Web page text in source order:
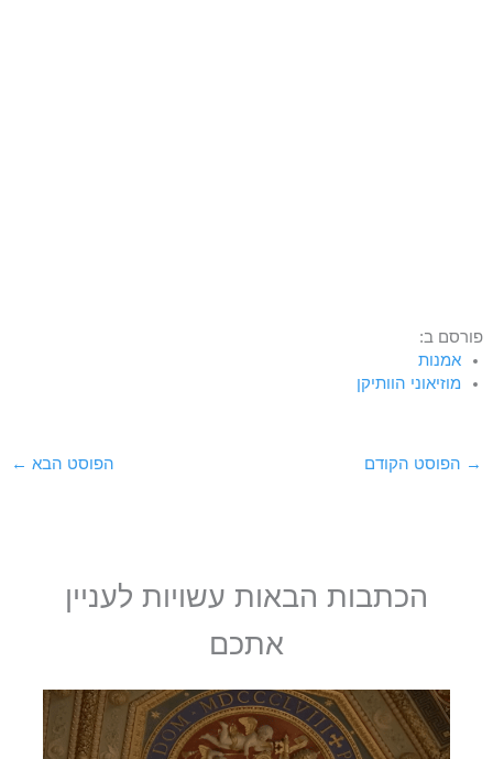
פורסם ב:
אמנות
מוזיאוני הוותיקן
→ הפוסט הקודם הפוסט הבא ←
הכתבות הבאות עשויות לעניין
אתכם